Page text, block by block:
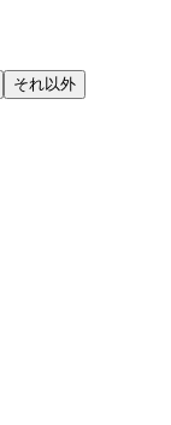
それ以外